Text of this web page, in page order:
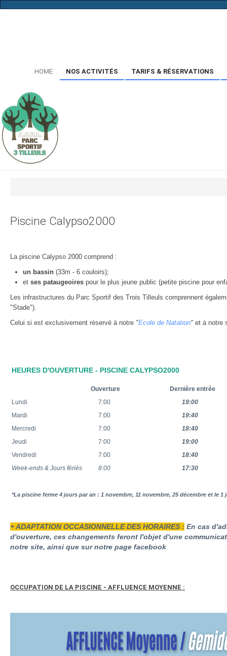
...
HOME NOS ACTIVITÉS TARIFS & RÉSERVATIONS
Piscine Calypso2000
La piscine Calypso 2000 comprend :
un bassin (33m - 6 couloirs);
et ses pataugeoires pour le plus jeune public (petite piscine pour
Les infrastructures du Parc Sportif des Trois Tilleuls comprennent
"Stade").
Celui si est exclusivement réservé à notre "Ecole de Natation" et à notre
HEURES D'OUVERTURE - PISCINE CALYPSO2000
Ouverture
Dernière entrée
Lundi
7:00
19:00
Mardi
7:00
19:40
Mercredi
7:00
18:40
Jeudi
7:00
19:00
Vendredi
7:00
18:40
Week-ends & Jours fériés
8:00 17:30
*La piscine ferme 4 jours par an : 1 novembre, 11 novembre, 25 décembre et le 1
+ ADAPTATION OCCASIONNELLE DES HORAIRES : En cas
d'ouverture, ces changements feront l'objet d'une
notre site, ainsi que sur notre page facebook
OCCUPATION DE LA PISCINE - AFFLUENCE MOYENNE :